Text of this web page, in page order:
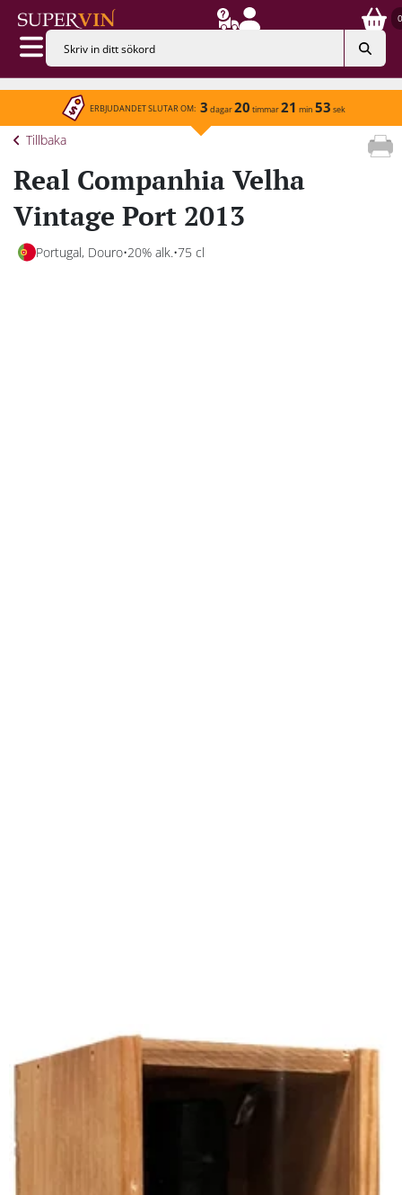
0
ERBJUDANDET SLUTAR OM: 3 dagar20 timmar21 min 53 sek
Tillbaka
Real Companhia Velha
Vintage Port 2013
Portugal, Douro 20% alk. 75 cl